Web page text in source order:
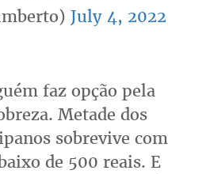
July 4, 2022
faz opção pela
Metade dos
sobrevive com
de 500 reais. E